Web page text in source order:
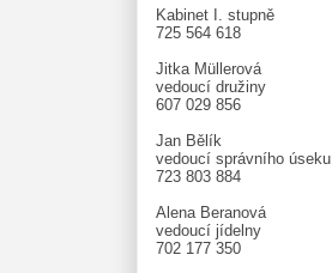
Kabinet I. stupně
725 564 618
Jitka Müllerová
vedoucí družiny
607 029 856
Jan Bělík
vedoucí správního úseku
723 803 884
Alena Beranová
vedoucí jídelny
702 177 350